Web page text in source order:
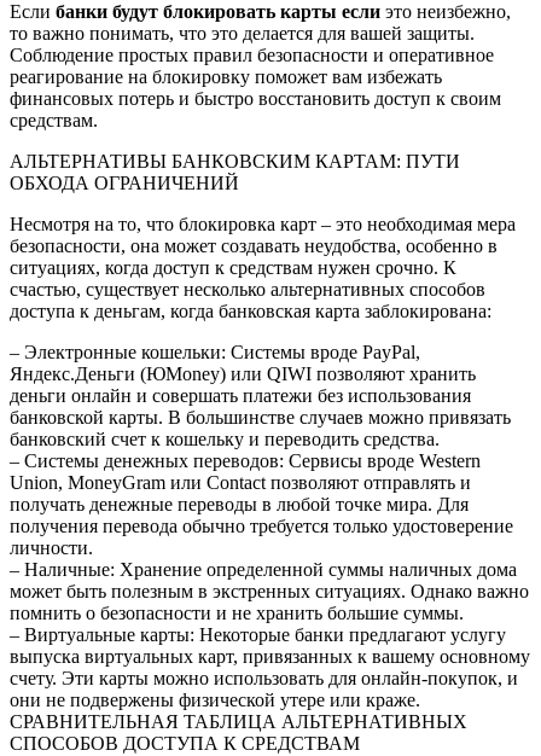
Если банки будут блокировать карты если это неизбежно,
то важно понимать, что это делается для вашей защиты.
Соблюдение простых правил безопасности и оперативное
реагирование на блокировку поможет вам избежать
финансовых потерь и быстро восстановить доступ к своим
средствам.
АЛЬТЕРНАТИВЫ БАНКОВСКИМ КАРТАМ: ПУТИ
ОБХОДА ОГРАНИЧЕНИЙ
Несмотря на то, что блокировка карт – это необходимая мера
безопасности, она может создавать неудобства, особенно в
ситуациях, когда доступ к средствам нужен срочно. К
счастью, существует несколько альтернативных способов
доступа к деньгам, когда банковская карта заблокирована:
– Электронные кошельки: Системы вроде PayPal,
Яндекс.Деньги (ЮMoney) или QIWI позволяют хранить
деньги онлайн и совершать платежи без использования
банковской карты. В большинстве случаев можно привязать
банковский счет к кошельку и переводить средства.
– Системы денежных переводов: Сервисы вроде Western
Union, MoneyGram или Contact позволяют отправлять и
получать денежные переводы в любой точке мира. Для
получения перевода обычно требуется только удостоверение
личности.
– Наличные: Хранение определенной суммы наличных дома
может быть полезным в экстренных ситуациях. Однако важно
помнить о безопасности и не хранить большие суммы.
– Виртуальные карты: Некоторые банки предлагают услугу
выпуска виртуальных карт, привязанных к вашему основному
счету. Эти карты можно использовать для онлайн-покупок, и
они не подвержены физической утере или краже.
СРАВНИТЕЛЬНАЯ ТАБЛИЦА АЛЬТЕРНАТИВНЫХ
СПОСОБОВ ДОСТУПА К СРЕДСТВАМ